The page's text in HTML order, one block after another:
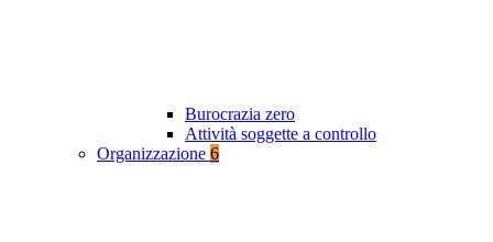
Burocrazia zero
Attività soggette a controllo
Organizzazione 6